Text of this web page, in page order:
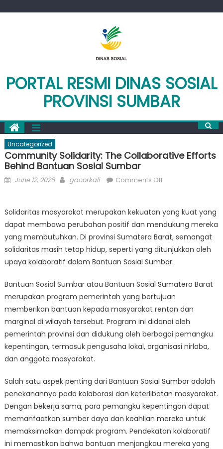
PORTAL RESMI DINAS SOSIAL
PROVINSI SUMBAR
Uncategorized
Community Solidarity: The Collaborative Efforts
Behind Bantuan Sosial Sumbar
Posted
June 12, 2026 Author
gacorkali Comments Offon
The
Collaborative
Efforts
Behind
Bantuan
Sumbar
Solidaritas masyarakat merupakan kekuatan yang kuat yang
dapat membawa perubahan positif dan mendukung mereka
yang membutuhkan. Di provinsi Sumatera Barat, semangat
solidaritas masih tetap hidup, seperti yang ditunjukkan oleh
upaya kolaboratif dalam Bantuan Sosial Sumbar.
Bantuan Sosial Sumbar atau Bantuan Sosial Sumatera Barat
merupakan program pemerintah yang bertujuan
memberikan bantuan kepada masyarakat rentan dan
marginal di wilayah tersebut. Program ini didanai oleh
pemerintah provinsi dan didukung oleh berbagai pemangku
kepentingan, termasuk pengusaha lokal, organisasi nirlaba,
dan anggota masyarakat.
Salah satu aspek penting dari Bantuan Sosial Sumbar adalah
penekanannya pada kolaborasi dan keterlibatan masyarakat.
Dengan bekerja sama, para pemangku kepentingan dapat
memanfaatkan sumber daya dan keahlian mereka untuk
memaksimalkan dampak program. Pendekatan kolaboratif
ini memastikan bahwa bantuan menjangkau mereka yang